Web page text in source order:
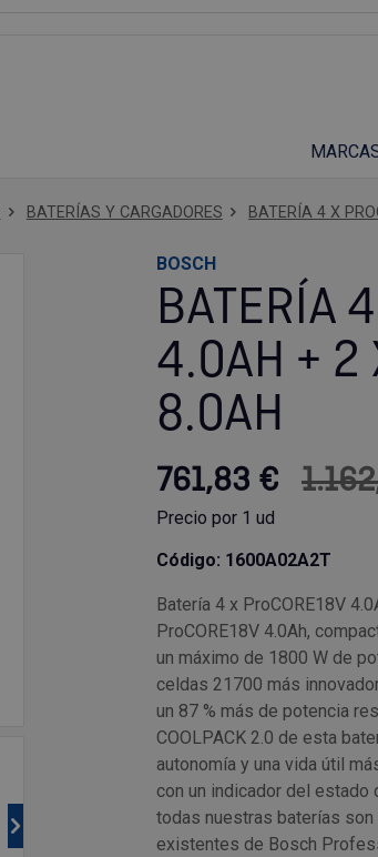
BATERÍAS Y CARGADORES BATERÍA 4 X
BOSCH
BATERÍA
4.0AH + 2
8.0AH
761,83 €
Precio por 1 ud
Código: 1600A02A2T
Batería 4 x ProCORE18V
ProCORE18V 4.0Ah,
un máximo de 1800 W de
celdas 21700 más
un 87 % más de potencia
COOLPACK 2.0 de esta
autonomía y una vida útil
con un indicador del estado
todas nuestras baterías
existentes de Bosch